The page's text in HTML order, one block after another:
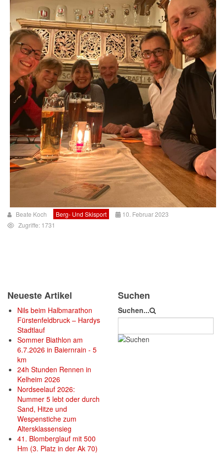
Beate Koch Berg- Und Skisport
10. Februar 2023
Zugriffe: 1731
Neueste Artikel
Nils beim Halbmarathon
Fürstenfeldbruck – Hardys
Stadtlauf
Sommer Biathlon am
6.7.2026 in Baiernrain - 5
km
24h Stunden Rennen in
Kelheim 2026
Nordseelauf 2026:
Nummer 5 lebt oder durch
Sand, Hitze und
Wespenstiche zum
Altersklassensieg
41. Blomberglauf mit 500
Hm (3. Platz in der Ak 70)
Suchen
Suchen...